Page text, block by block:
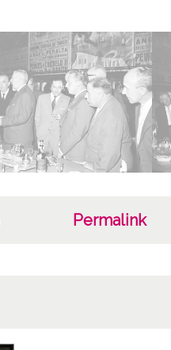
Fecha
--
19620807
7 de agosto de
Notas
Sign copias:
Permalink